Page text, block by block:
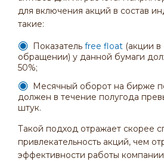
для включения акций в состав
такие:
Показатель free float (акции
обращении) у данной бумаги
50%;
Месячный оборот на бирже
должен в течение полугода
штук.
Такой подход отражает скорее
привлекательность акций, чем
эффективности работы